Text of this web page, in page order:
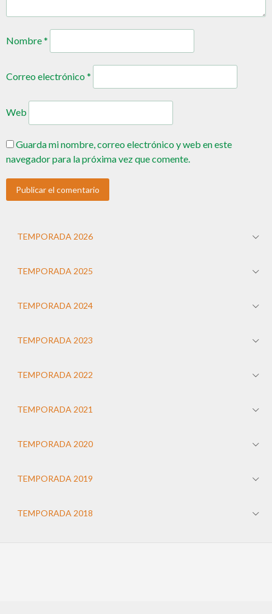
Nombre*
Correo electrónico*
Web
Guarda mi nombre, correo electrónico y web en este
navegador para la próxima vez que comente.
TEMPORADA 2026
TEMPORADA 2025
TEMPORADA 2024
TEMPORADA 2023
TEMPORADA 2022
TEMPORADA 2021
TEMPORADA 2020
TEMPORADA 2019
TEMPORADA 2018